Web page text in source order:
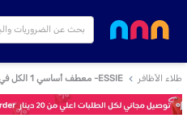
طلاء الأظافر ESSIE- معطف أساسي 1 الكل في واحد